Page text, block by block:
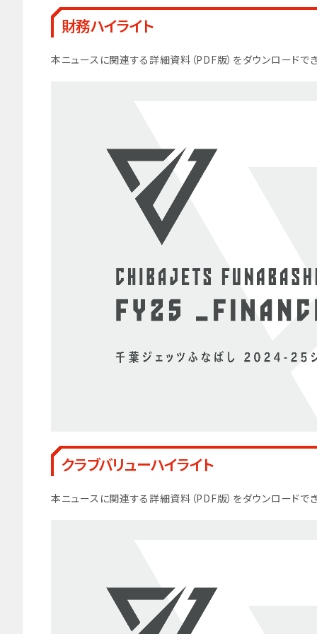
財務ハイライト
本ニュースに関連する詳細資料（PDF版）をダウンロードでき
クラブバリューハイライト
本ニュースに関連する詳細資料（PDF版）をダウンロードでき